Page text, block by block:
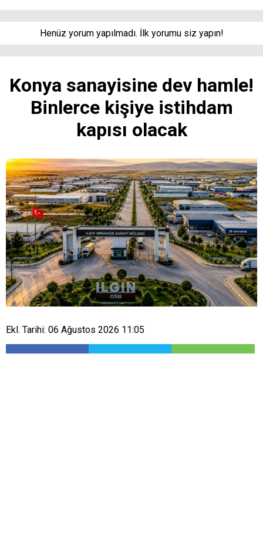
Henüz yorum yapılmadı. İlk yorumu siz yapın!
Konya sanayisine dev hamle!
Binlerce kişiye istihdam
kapısı olacak
Ekl. Tarihi: 06 Ağustos 2026 11:05